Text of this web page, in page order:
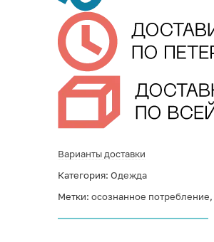
Варианты доставки
Категория: Одежда
Метки: осознанное потребление,